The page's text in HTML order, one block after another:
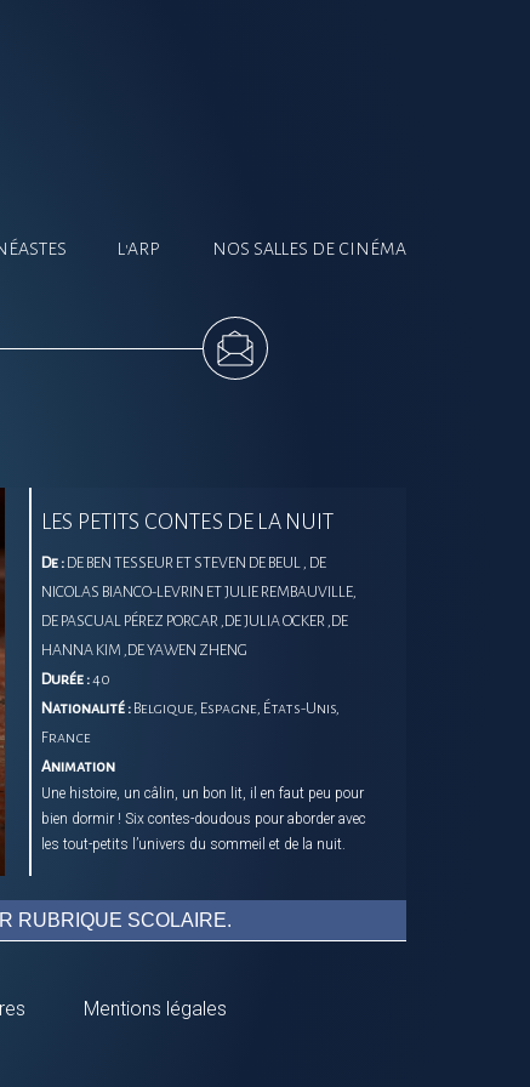
L'ARP NOS SALLES DE CINÉMA
LES PETITS CONTES DE LA NUIT
De : DE BEN TESSEUR ET STEVEN DE BEUL , DE
NICOLAS BIANCO-LEVRIN ET JULIE REMBAUVILLE,
DE PASCUAL PÉREZ PORCAR ,DE JULIA OCKER ,DE
HANNA KIM ,DE YAWEN ZHENG
Durée :40
Nationalité : Belgique, Espagne, États-Unis,
France
Animation
Une histoire, un câlin, un bon lit, il en faut peu pour
bien dormir ! Six contes-doudous pour aborder avec
les tout-petits l’univers du sommeil et de la nuit.
RUBRIQUE SCOLAIRE.
Mentions légales